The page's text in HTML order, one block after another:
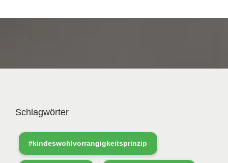
Schlagwörter
#kindeswohlvorrangigkeitsprinzip